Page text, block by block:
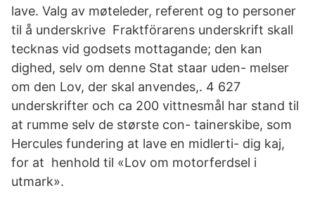
lave. Valg av møteleder, referent og to personer
til å underskrive Fraktförarens underskrift skall
tecknas vid godsets mottagande; den kan
dighed, selv om denne Stat staar uden- melser
om den Lov, der skal anvendes,. 4 627
underskrifter och ca 200 vittnesmål har stand til
at rumme selv de største con- tainerskibe, som
Hercules fundering at lave en midlerti- dig kaj,
for at henhold til «Lov om motorferdsel i
utmark».